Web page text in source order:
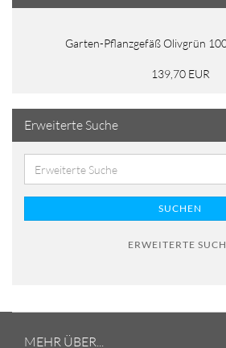
Garten-Pflanzgefäß Olivgrün
139,70 EUR
Erweiterte Suche
SUCHEN
ERWEITERTE
MEHR ÜBER...